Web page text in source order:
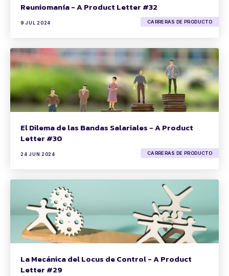
Reuniomanía - A Product Letter #32
9 JUL 2024 CARRERAS DE PRODUCTO
El Dilema de las Bandas Salariales - A Product
Letter #30
24 JUN 2024 CARRERAS DE PRODUCTO
La Mecánica del Locus de Control - A Product
Letter #29